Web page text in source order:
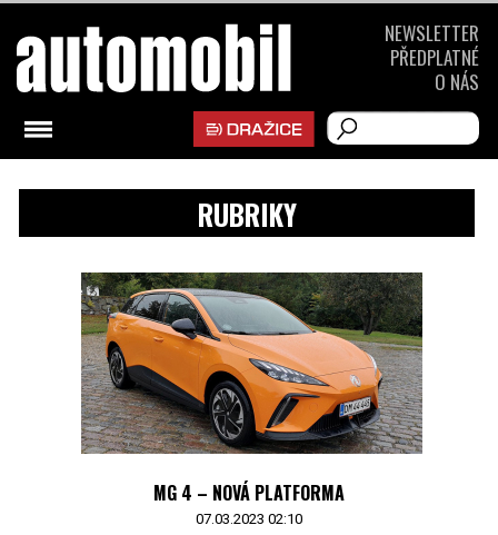
RUBRIKY
MG 4 – NOVÁ PLATFORMA
07.03.2023 02:10
NEWSLETTER
PŘEDPLATNÉ
O NÁS